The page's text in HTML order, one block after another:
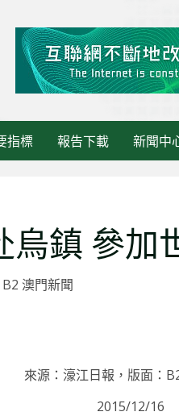
指標 報告下載 新聞中
烏鎮 參加
澳門新聞
來源：濠江日報，版面：
2015/12/16